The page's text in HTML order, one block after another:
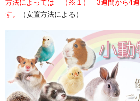
方法によっては （※１） 3週間から4週
す。
（安置方法による）